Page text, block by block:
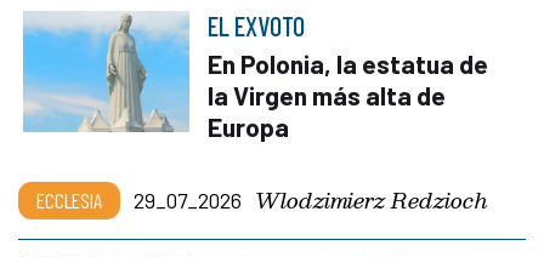
EL EXVOTO
En Polonia, la estatua de
la Virgen más alta de
Europa
ECCLESIA 29_07_2026 Wlodzimierz Redzioch